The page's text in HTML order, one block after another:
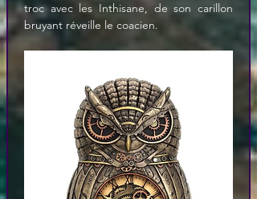
troc avec les Inthisane, de son carillon
bruyant réveille le coacien.